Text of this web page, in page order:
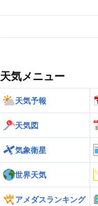
天気メニュー
天気予報
天気図
気象衛星
世界天気
アメダスランキング